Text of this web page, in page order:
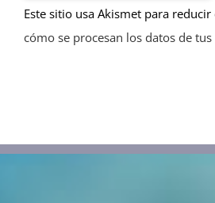
Este sitio usa Akismet para reducir
cómo se procesan los datos de